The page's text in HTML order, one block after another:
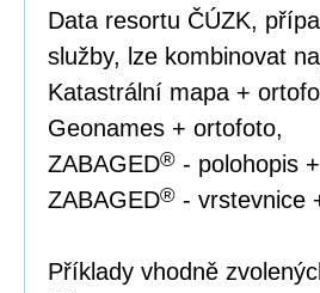
Data resortu ČÚZK,
služby, lze kombinovat
Katastrální mapa +
Geonames + ortofoto,
ZABAGED® - polohopis
ZABAGED® - vrstevnice
Příklady vhodně